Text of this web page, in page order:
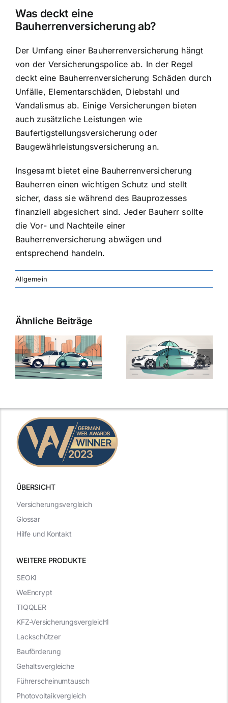
Was deckt eine
Bauherrenversicherung ab?
Der Umfang einer Bauherrenversicherung hängt
von der Versicherungspolice ab. In der Regel
deckt eine Bauherrenversicherung Schäden durch
Unfälle, Elementarschäden, Diebstahl und
Vandalismus ab. Einige Versicherungen bieten
auch zusätzliche Leistungen wie
Baufertigstellungsversicherung oder
Baugewährleistungsversicherung an.
Insgesamt bietet eine Bauherrenversicherung
Bauherren einen wichtigen Schutz und stellt
sicher, dass sie während des Bauprozesses
finanziell abgesichert sind. Jeder Bauherr sollte
die Vor- und Nachteile einer
Bauherrenversicherung abwägen und
entsprechend handeln.
Allgemein
Ähnliche Beiträge
ÜBERSICHT
WEITERE PRODUKTE
Versicherungsvergleich
Glossar
Hilfe und Kontakt
SEOKI
WeEncrypt
TIQQLER
KFZ-Versicherungsvergleich1
Lackschützer
Bauförderung
Gehaltsvergleiche
Führerscheinumtausch
Photovoltaikvergleich